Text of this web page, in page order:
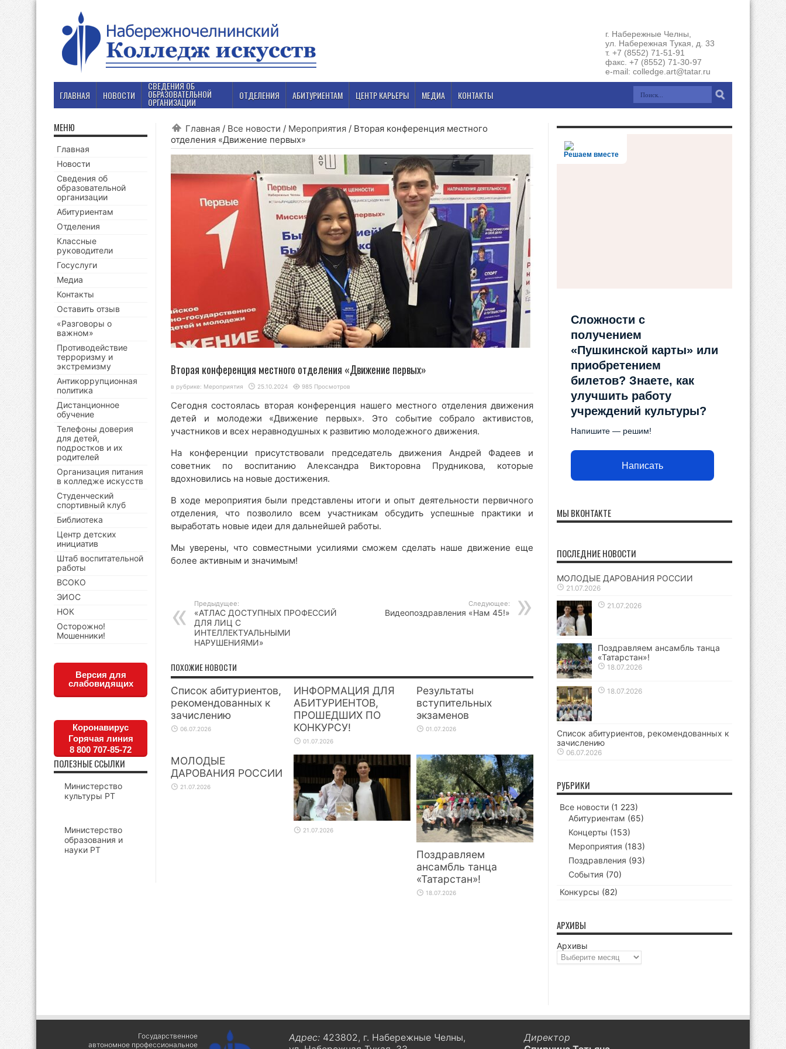
г. Набережные Челны,
ул. Набережная Тукая, д. 33
т. +7 (8552) 71-51-91
факс. +7 (8552) 71-30-97
e-mail: colledge.art@tatar.ru
ГЛАВНАЯ НОВОСТИ
СВЕДЕНИЯ ОБ
ОБРАЗОВАТЕЛЬНОЙ
ОРГАНИЗАЦИИ
ОТДЕЛЕНИЯ АБИТУРИЕНТАМ ЦЕНТР КАРЬЕРЫ МЕДИА КОНТАКТЫ
Главная / Все новости / Мероприятия / Вторая конференция местного
отделения «Движение первых»
Вторая конференция местного отделения «Движение первых»
в рубрике: Мероприятия 25.10.2024 985 Просмотров
Сегодня состоялась вторая конференция нашего местного отделения движения
детей и молодежи «Движение первых». Это событие собрало активистов,
участников и всех неравнодушных к развитию молодежного движения.
На конференции присутствовали председатель движения Андрей Фадеев и
советник по воспитанию Александра Викторовна Прудникова, которые
вдохновились на новые достижения.
В ходе мероприятия были представлены итоги и опыт деятельности первичного
отделения, что позволило всем участникам обсудить успешные практики и
выработать новые идеи для дальнейшей работы.
Мы уверены, что совместными усилиями сможем сделать наше движение еще
более активным и значимым!
Предыдущее:
«АТЛАС ДОСТУПНЫХ ПРОФЕССИЙ
ДЛЯ ЛИЦ С
ИНТЕЛЛЕКТУАЛЬНЫМИ
НАРУШЕНИЯМИ»
Следующее:
Видеопоздравления «Нам 45!»
ПОХОЖИЕ НОВОСТИ
Список абитуриентов,
рекомендованных к
зачислению
06.07.2026
ИНФОРМАЦИЯ ДЛЯ
АБИТУРИЕНТОВ,
ПРОШЕДШИХ ПО
КОНКУРСУ!
01.07.2026
Результаты
вступительных
экзаменов
01.07.2026
МОЛОДЫЕ
ДАРОВАНИЯ РОССИИ
21.07.2026
21.07.2026
Поздравляем
ансамбль танца
«Татарстан»!
18.07.2026
МЕНЮ
Главная
Новости
Сведения об
образовательной
организации
Абитуриентам
Отделения
Классные
руководители
Госуслуги
Медиа
Контакты
Оставить отзыв
«Разговоры о
важном»
Противодействие
терроризму и
экстремизму
Антикоррупционная
политика
Дистанционное
обучение
Телефоны доверия
для детей,
подростков и их
родителей
Организация питания
в колледже искусств
Студенческий
спортивный клуб
Библиотека
Центр детских
инициатив
Штаб воспитательной
работы
ВСОКО
ЭИОС
НОК
Осторожно!
Мошенники!
Версия для
слабовидящих
Коронавирус
Горячая линия
8 800 707-85-72
ПОЛЕЗНЫЕ ССЫЛКИ
Министерство
культуры РТ
Министерство
образования и
науки РТ
Решаем вместе
Сложности с
получением
«Пушкинской карты» или
приобретением
билетов? Знаете, как
улучшить работу
учреждений культуры?
Напишите — решим!
Написать
МЫ ВКОНТАКТЕ
ПОСЛЕДНИЕ НОВОСТИ
МОЛОДЫЕ ДАРОВАНИЯ РОССИИ
21.07.2026
21.07.2026
Поздравляем ансамбль танца
«Татарстан»!
18.07.2026
18.07.2026
Список абитуриентов, рекомендованных к
зачислению
06.07.2026
РУБРИКИ
Все новости (1 223)
Абитуриентам (65)
Концерты (153)
Мероприятия (183)
Поздравления (93)
События (70)
Конкурсы (82)
АРХИВЫ
Архивы
Государственное
автономное профессиональное
Адрес: 423802, г. Набережные Челны,
Директор